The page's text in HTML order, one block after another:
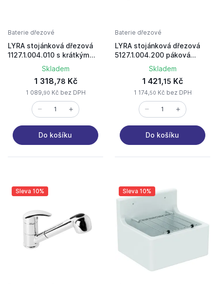
Baterie dřezové
LYRA stojánková dřezová
1127.1.004.010 s krátkým
výtokem chrom
Skladem
1 318,78 Kč
1 089,90 Kč bez DPH
Do košíku
Baterie dřezové
LYRA stojánková dřezová
5127.1.004.200 páková
Skladem
1 421,15 Kč
1 174,50 Kč bez DPH
Do košíku
Sleva 10% Sleva 10%